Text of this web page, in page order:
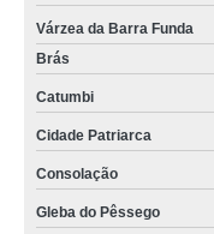
Várzea da Barra Funda
Brás
Catumbi
Cidade Patriarca
Consolação
Gleba do Pêssego